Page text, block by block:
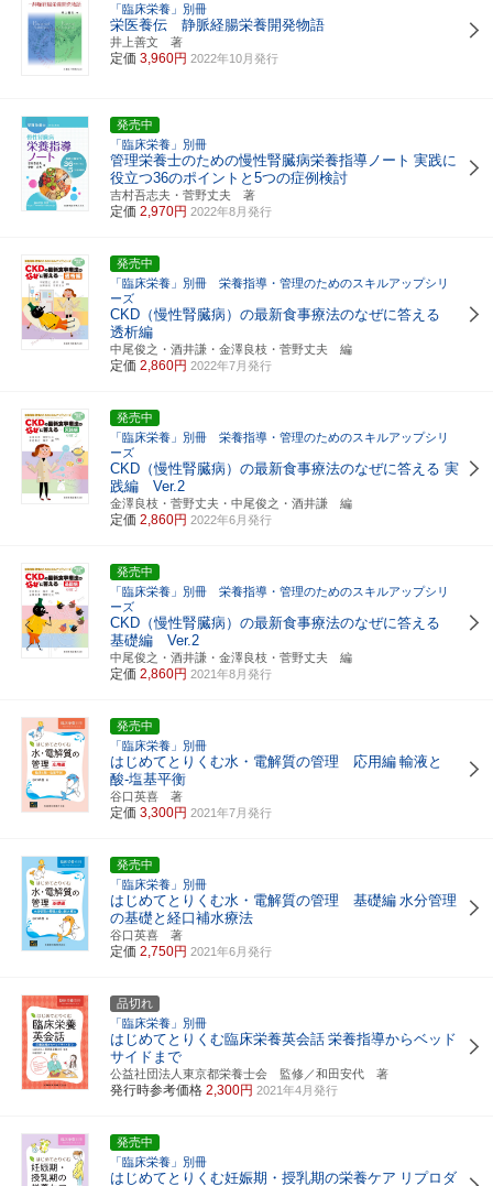
「臨床栄養」別冊
栄医養伝 静脈経腸栄養開発物語
井上善文 著
定価 3,960円 2022年10月発行
発売中
「臨床栄養」別冊
管理栄養士のための慢性腎臓病栄養指導ノート 実践に
役立つ36のポイントと5つの症例検討
吉村吾志夫・菅野丈夫 著
定価 2,970円 2022年8月発行
発売中
「臨床栄養」別冊 栄養指導・管理のためのスキルアップシリ
ーズ
CKD（慢性腎臓病）の最新食事療法のなぜに答える
透析編
中尾俊之・酒井謙・金澤良枝・菅野丈夫 編
定価 2,860円 2022年7月発行
発売中
「臨床栄養」別冊 栄養指導・管理のためのスキルアップシリ
ーズ
CKD（慢性腎臓病）の最新食事療法のなぜに答える 実
践編 Ver.2
金澤良枝・菅野丈夫・中尾俊之・酒井謙 編
定価 2,860円 2022年6月発行
発売中
「臨床栄養」別冊 栄養指導・管理のためのスキルアップシリ
ーズ
CKD（慢性腎臓病）の最新食事療法のなぜに答える
基礎編 Ver.2
中尾俊之・酒井謙・金澤良枝・菅野丈夫 編
定価 2,860円 2021年8月発行
発売中
「臨床栄養」別冊
はじめてとりくむ水・電解質の管理 応用編 輸液と
酸-塩基平衡
谷口英喜 著
定価 3,300円 2021年7月発行
発売中
「臨床栄養」別冊
はじめてとりくむ水・電解質の管理 基礎編 水分管理
の基礎と経口補水療法
谷口英喜 著
定価 2,750円 2021年6月発行
品切れ
「臨床栄養」別冊
はじめてとりくむ臨床栄養英会話 栄養指導からベッド
サイドまで
公益社団法人東京都栄養士会 監修／和田安代 著
発行時参考価格 2,300円 2021年4月発行
発売中
「臨床栄養」別冊
はじめてとりくむ妊娠期・授乳期の栄養ケア リプロダ